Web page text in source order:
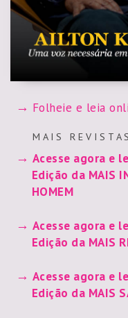
Folheie e leia
M A I S R E V I S T A S
Acesse agora e
Edição da MAIS
HOMEM
Acesse agora e
Edição da MAIS
Acesse agora e
Edição da MAIS